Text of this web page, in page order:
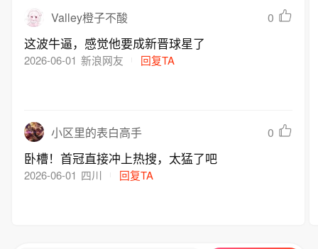
Valley橙子不酸 0
这波牛逼，感觉他要成新晋球星了
2026-06-01 新浪网友 回复TA
小区里的表白高手 0
卧槽！首冠直接冲上热搜，太猛了吧
2026-06-01 四川 回复TA